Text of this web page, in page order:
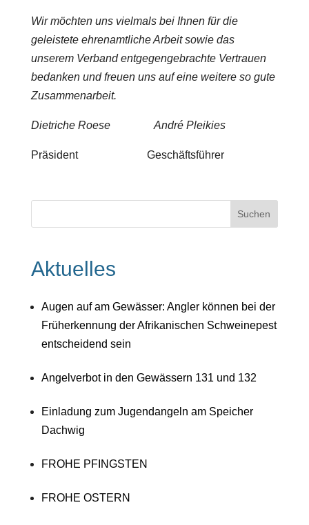
Wir möchten uns vielmals bei Ihnen für die
geleistete ehrenamtliche Arbeit sowie das
unserem Verband entgegengebrachte Vertrauen
bedanken und freuen uns auf eine weitere so gute
Zusammenarbeit.
Dietriche Roese André Pleikies
Präsident Geschäftsführer
Aktuelles
Augen auf am Gewässer: Angler können bei der
Früherkennung der Afrikanischen Schweinepest
entscheidend sein
Angelverbot in den Gewässern 131 und 132
Einladung zum Jugendangeln am Speicher
Dachwig
FROHE PFINGSTEN
FROHE OSTERN